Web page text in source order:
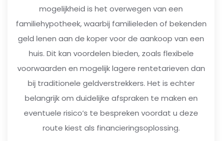
mogelijkheid is het overwegen van een
familiehypotheek, waarbij familieleden of bekenden
geld lenen aan de koper voor de aankoop van een
huis. Dit kan voordelen bieden, zoals flexibele
voorwaarden en mogelijk lagere rentetarieven dan
bij traditionele geldverstrekkers. Het is echter
belangrijk om duidelijke afspraken te maken en
eventuele risico’s te bespreken voordat u deze
route kiest als financieringsoplossing.